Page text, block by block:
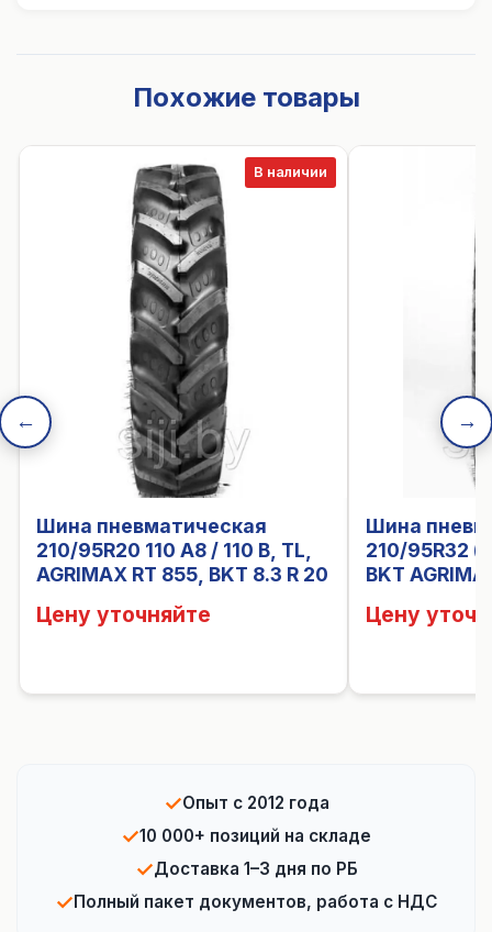
Похожие товары
←
В наличии
Шина пневматическая
210/95R20 110 A8 / 110 B, TL,
AGRIMAX RT 855, BKT 8.3 R 20
Цену уточняйте
Шина
210/95R32
BKT
Цену
→
✓Опыт с 2012 года
✓10 000+ позиций на складе
✓Доставка 1–3 дня по РБ
✓Полный пакет документов, работа с НДС